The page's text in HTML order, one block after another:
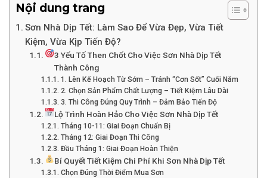
Nội dung trang
Sơn Nhà Dịp Tết: Làm Sao Để Vừa Đẹp, Vừa Tiết
Kiệm, Vừa Kịp Tiến Độ?
3 Yếu Tố Then Chốt Cho Việc Sơn Nhà Dịp Tết
Thành Công
1. Lên Kế Hoạch Từ Sớm – Tránh “Cơn Sốt” Cuối Năm
2. Chọn Sản Phẩm Chất Lượng – Tiết Kiệm Lâu Dài
3. Thi Công Đúng Quy Trình – Đảm Bảo Tiến Độ
Lộ Trình Hoàn Hảo Cho Việc Sơn Nhà Dịp Tết
Tháng 10-11: Giai Đoạn Chuẩn Bị
Tháng 12: Giai Đoạn Thi Công
Đầu Tháng 1: Giai Đoạn Hoàn Thiện
Bí Quyết Tiết Kiệm Chi Phí Khi Sơn Nhà Dịp Tết
Chọn Đúng Thời Điểm Mua Sơn